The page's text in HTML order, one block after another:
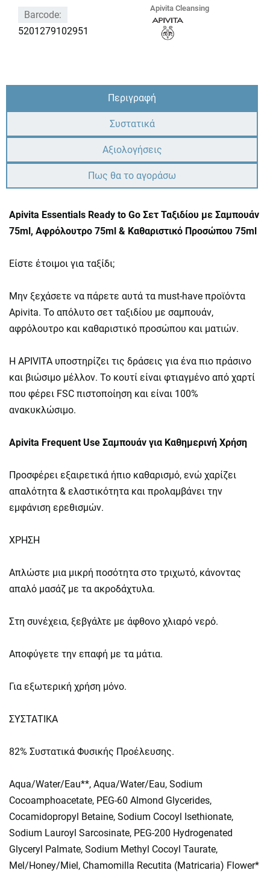
Barcode:
5201279102951
Apivita Cleansing
Περιγραφή
Συστατικά
Αξιολογήσεις
Πως θα το αγοράσω
Apivita Essentials Ready to Go Σετ Ταξιδίου με Σαμπουάν
75ml, Αφρόλουτρο 75ml & Καθαριστικό Προσώπου 75ml
Είστε έτοιμοι για ταξίδι;
Μην ξεχάσετε να πάρετε αυτά τα must-have προϊόντα
Apivita. Το απόλυτο σετ ταξιδίου με σαμπουάν,
αφρόλουτρο και καθαριστικό προσώπου και ματιών.
Η APIVITA υποστηρίζει τις δράσεις για ένα πιο πράσινο
και βιώσιμο μέλλον. Το κουτί είναι φτιαγμένο από χαρτί
που φέρει FSC πιστοποίηση και είναι 100%
ανακυκλώσιμο.
Apivita Frequent Use Σαμπουάν για Καθημερινή Χρήση
Προσφέρει εξαιρετικά ήπιο καθαρισμό, ενώ χαρίζει
απαλότητα & ελαστικότητα και προλαμβάνει την
εμφάνιση ερεθισμών.
ΧΡΗΣΗ
Aπλώστε μια μικρή ποσότητα στο τριχωτό, κάνοντας
απαλό μασάζ με τα ακροδάχτυλα.
Στη συνέχεια, ξεβγάλτε με άφθονο χλιαρό νερό.
Αποφύγετε την επαφή με τα μάτια.
Για εξωτερική χρήση μόνο.
ΣΥΣΤΑΤΙΚΑ
82% Συστατικά Φυσικής Προέλευσης.
Aqua/Water/Eau**, Aqua/Water/Eau, Sodium
Cocoamphoacetate, PEG-60 Almond Glycerides,
Cocamidopropyl Betaine, Sodium Cocoyl Isethionate,
Sodium Lauroyl Sarcosinate, PEG-200 Hydrogenated
Glyceryl Palmate, Sodium Methyl Cocoyl Taurate,
Mel/Honey/Miel, Chamomilla Recutita (Matricaria) Flower*